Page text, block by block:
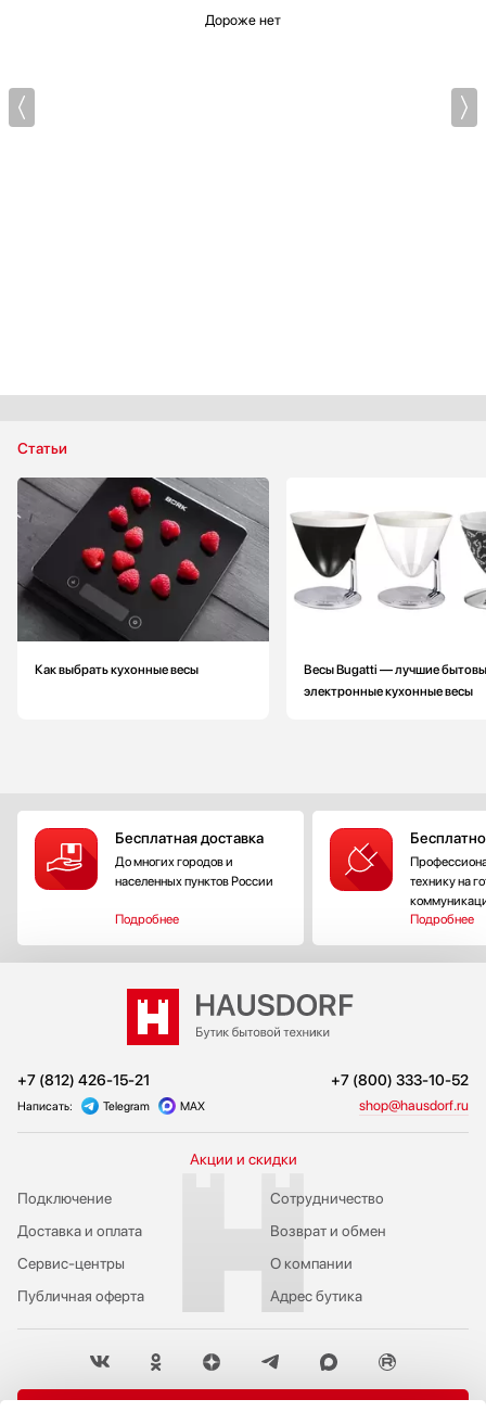
Дороже нет
Статьи
Как выбрать кухонные весы
Весы Bugatti — лучшие
электронные кухонные весы
Бесплатная доставка
До многих городов и
населенных пунктов России
Подробнее
технику на
Подробнее
+7 (812) 426-15-21 +7 (800) 333-10-52
Написать: Telegram MAX shop@hausdorf.ru
Акции и скидки
Подключение
Публичная оферта
Сервис-центры
Доставка и оплата
Сотрудничество
Возврат и обмен
О компании
Адрес бутика
Пожаловаться руководству